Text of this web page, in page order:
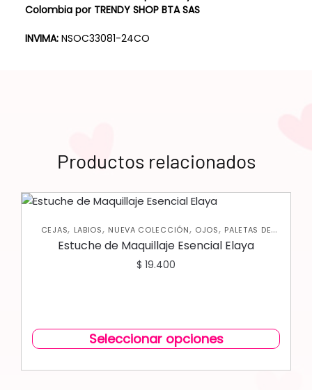
Colombia por TRENDY SHOP BTA SAS
INVIMA:NSOC33081-24CO
Productos relacionados
CEJAS, LABIOS, NUEVA COLECCIÓN, OJOS, PALETAS DE
SOMBRAS
Estuche de Maquillaje Esencial Elaya
$ 19.400
Seleccionar opciones